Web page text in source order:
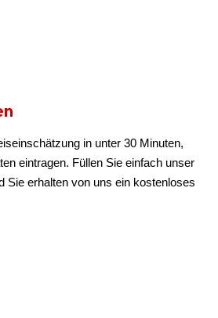
in unter 30 Minuten,
eintragen. Füllen Sie einfach unser
Sie erhalten von uns ein kostenloses